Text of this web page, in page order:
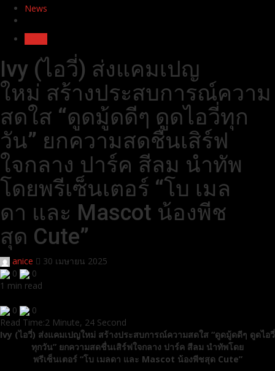
News
Ivy (ไอวี่) ส่งแคมเปญ
ใหม่ สร้างประสบการณ์ความ
สดใส “ดูดมู้ดดีๆ ดูดไอวี่ทุก
วัน” ยกความสดชื่นเสิร์ฟ
ใจกลาง ปาร์ค สีลม นำทัพ
โดยพรีเซ็นเตอร์ “โบ เมล
ดา และ Mascot น้องพีช
สุด Cute”
anice
30 เมษายน 2025
0
0
1 min read
0
0
Read Time:2 Minute, 24 Second
Ivy (ไอวี่) ส่งแคมเปญใหม่ สร้างประสบการณ์ความสดใส “ดูดมู้ดดีๆ ดูดไอวี่
ทุกวัน” ยกความสดชื่นเสิร์ฟใจกลาง ปาร์ค สีลม นำทัพโดย
พรีเซ็นเตอร์ “โบ เมลดา และ Mascot น้องพีชสุด Cute”